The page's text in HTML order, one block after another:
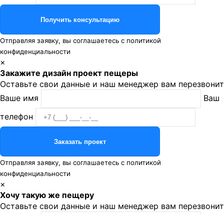
Отправляя заявку, вы соглашаетесь с политикой
конфиденциальности
×
Закажите дизайн проект пещеры
Оставьте свои данные и наш менеджер вам перезвонит
Ваше имя
Ваш
телефон
Отправляя заявку, вы соглашаетесь с политикой
конфиденциальности
×
Хочу такую же пещеру
Оставьте свои данные и наш менеджер вам перезвонит